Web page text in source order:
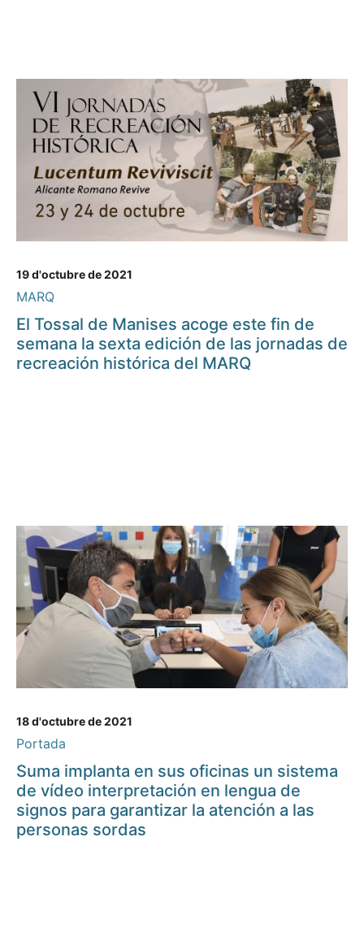
19 d'octubre de 2021
MARQ
El Tossal de Manises acoge este fin de
semana la sexta edición de las jornadas de
recreación histórica del MARQ
18 d'octubre de 2021
Portada
Suma implanta en sus oficinas un sistema
de vídeo interpretación en lengua de
signos para garantizar la atención a las
personas sordas